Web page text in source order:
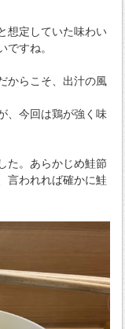
想定していた味わい
ですね。
からこそ、出汁の風
、今回は鶏が強く味
た。あらかじめ鮭節
言われれば確かに鮭